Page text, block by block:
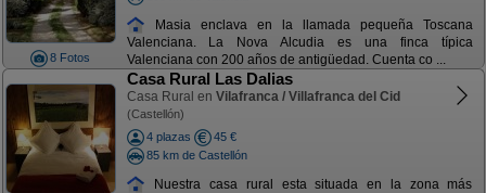
8 Fotos
Masia enclava en la llamada pequeña Toscana
Valenciana. La Nova Alcudia es una finca típica
Valenciana con 200 años de antigüedad. Cuenta co ...
Casa Rural Las Dalias
Casa Rural en Vilafranca / Villafranca del Cid
(Castellón)
4 plazas
45 €
85 km de Castellón
Nuestra casa rural esta situada en la zona más